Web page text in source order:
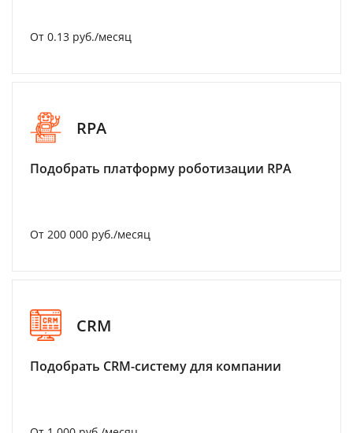
От 0.13 руб./месяц
RPA
Подобрать платформу роботизации RPA
От 200 000 руб./месяц
CRM
Подобрать CRM-систему для компании